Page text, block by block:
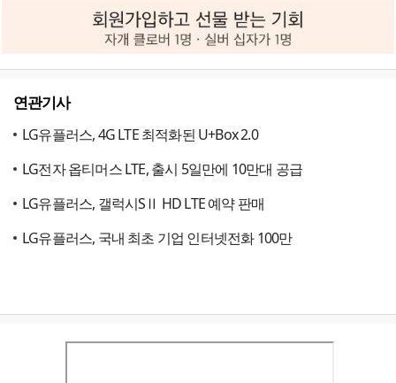
연관기사
LG유플러스, 4G LTE 최적화된 U+Box 2.0
LG전자 옵티머스 LTE, 출시 5일만에 10만대 공급
LG유플러스, 갤럭시SⅡ HD LTE 예약 판매
LG유플러스, 국내 최초 기업 인터넷전화 100만